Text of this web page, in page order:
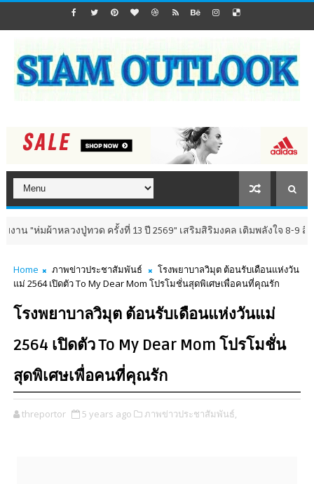
าหลวงปู่ทวด ครั้งที่ 13 ปี 2569" เสริมสิริมงคล เติมพลังใจ 8-9 สิงหาคม
Home ภาพข่าวประชาสัมพันธ์
โรงพยาบาลวิมุต ต้อนรับเดือนแห่งวัน
แม่ 2564 เปิดตัว To My Dear Mom โปรโมชั่นสุดพิเศษเพื่อคนที่คุณรัก
โรงพยาบาลวิมุต ต้อนรับเดือนแห่งวันแม่
2564 เปิดตัว To My Dear Mom โปรโมชั่น
สุดพิเศษเพื่อคนที่คุณรัก
threportor 5 years ago ภาพข่าวประชาสัมพันธ์,